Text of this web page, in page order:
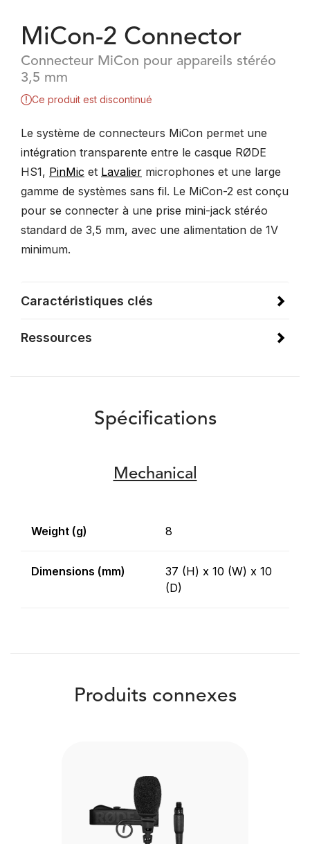
MiCon-2 Connector
Connecteur MiCon pour appareils stéréo
3,5 mm
Ce produit est discontinué
Le système de connecteurs MiCon permet une
intégration transparente entre le casque RØDE
HS1, PinMic et Lavalier microphones et une large
gamme de systèmes sans fil. Le MiCon-2 est conçu
pour se connecter à une prise mini-jack stéréo
standard de 3,5 mm, avec une alimentation de 1V
minimum.
Caractéristiques clés
Ressources
Spécifications
Mechanical
Weight (g) 8
Dimensions (mm)
37 (H) x 10 (W) x 10
(D)
Produits connexes